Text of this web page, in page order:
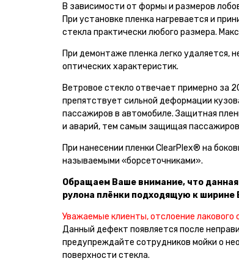
В зависимости от формы и размеров
При установке пленка нагревается и
стекла практически любого размера.
При демонтаже пленка легко удаляется,
оптических характеристик.
Ветровое стекло отвечает примерно за
препятствует сильной деформации
пассажиров в автомобиле. Защитная
и аварий, тем самым защищая
При нанесении пленки ClearPlex® на
называемыми «борсеточниками».
Обращаем Ваше внимание, что
рулона плёнки подходящую к ширине
Уважаемые клиенты, отслоение
Данный дефект появляется после
предупреждайте сотрудников мойки о
поверхности стекла.